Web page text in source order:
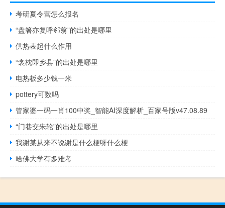
考研夏令营怎么报名
“盘箸亦复呼邻翁”的出处是哪里
供热表起什么作用
“衾枕即乡县”的出处是哪里
电热板多少钱一米
pottery可数吗
管家婆一码一肖100中奖_智能AI深度解析_百家号版v47.08.89
“门巷交朱轮”的出处是哪里
我谢某从来不说谢是什么梗呀什么梗
哈佛大学有多难考